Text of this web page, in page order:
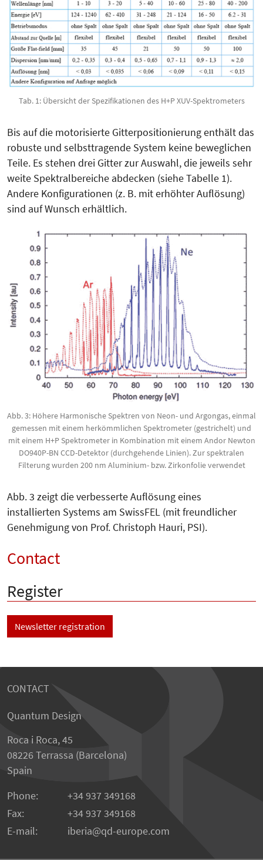
Tab. 1: Übersicht der Spezifikationen des H+P XUV-Spektrometers
Bis auf die motorisierte Gitterpo­sitionierung enthält das
robuste und selbsttragende System keine beweglichen
Teile. Es stehen drei Gitter zur Auswahl, die jeweils sehr
weite Spektralbereiche abdecken (siehe Tabelle 1).
Andere Kon­figurationen (z. B. mit erhöhter Auf­lö­sung)
sind auf Wunsch erhältlich.
Abb. 3: Höhere Harmonische Spektren von Neon- und Argongas, einmal
gemessen mit einem herkömmlichen Spektrometer (gestrichelt) und
mit einem H+P Spektrometer in Kombination mit einem Andor Newton
DO940P-BN CCD-Detektor (durchgehende Linien). Zur spektralen
Filterung wurden 200 nm Aluminium- bzw. Zirkonfolie verwendet
Abb. 3 zeigt die verbesserte Auflösung eines
installierten Systems am SwissFEL (mit freundlicher
Genehmigung von Prof. Christoph Hauri, PSI).
Contact
Register
Newsletter registration
CONTACT
Quantum Design
Roca i Roca, 45
08226 Terrassa (Barcelona)
Spain
Phone:
+34 937 349168
Fax:
+34 937 349168
E-mail:
iberia qd-europe.com